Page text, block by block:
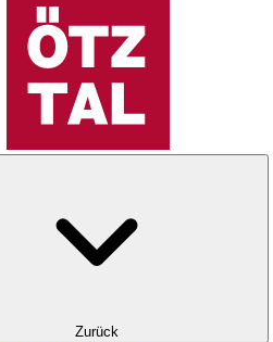
Zurück